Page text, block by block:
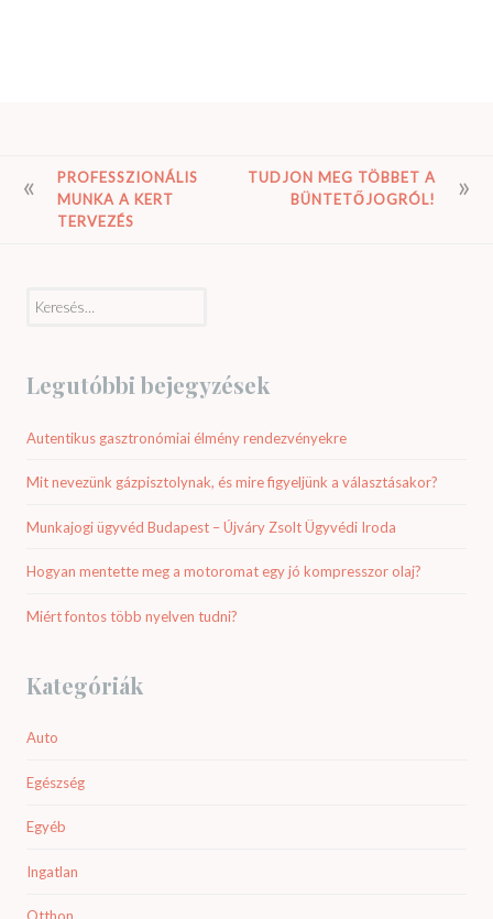
BEJEGYZÉS
NAVIGÁCIÓ
PROFESSZIONÁLIS
MUNKA A KERT
TERVEZÉS
TUDJON MEG TÖBBET A
BÜNTETŐJOGRÓL!
Legutóbbi bejegyzések
Autentikus gasztronómiai élmény rendezvényekre
Mit nevezünk gázpisztolynak, és mire figyeljünk a választásakor?
Munkajogi ügyvéd Budapest – Újváry Zsolt Ügyvédi Iroda
Hogyan mentette meg a motoromat egy jó kompresszor olaj?
Miért fontos több nyelven tudni?
Kategóriák
Auto
Egészség
Egyéb
Ingatlan